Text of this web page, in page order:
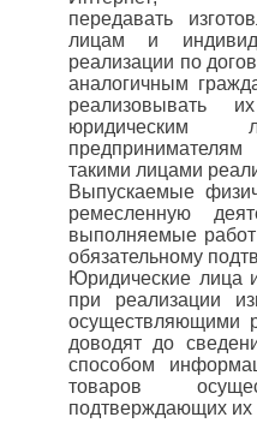
передавать
лицам и
реализации по
аналогичным
реализовывать
юридическим
такими лицами
Выпускаемые
ремесленную
выполняемые
обязательному
Юридические лица
при реализации
осуществляющими
доводят до
способом
товаров
подтверждающих их